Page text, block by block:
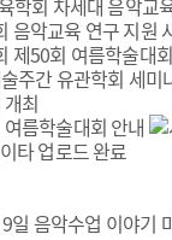
학회 차세대 음악교
음악교육 연구 지원
제50회 여름학술대
주간 유관학회 세미
최
름학술대회 안내
타 업로드 완료
일 음악수업 이야기